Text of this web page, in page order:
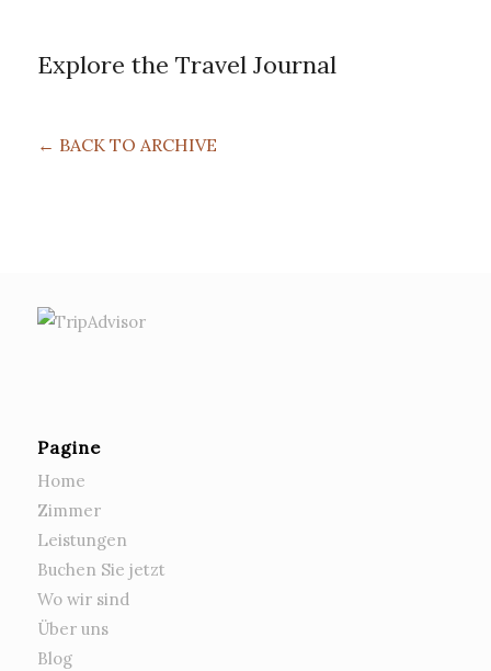
Explore the Travel Journal
← BACK TO ARCHIVE
Pagine
Home
Zimmer
Leistungen
Buchen Sie jetzt
Wo wir sind
Über uns
Blog